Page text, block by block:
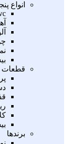
انواع
قطعات
برندها